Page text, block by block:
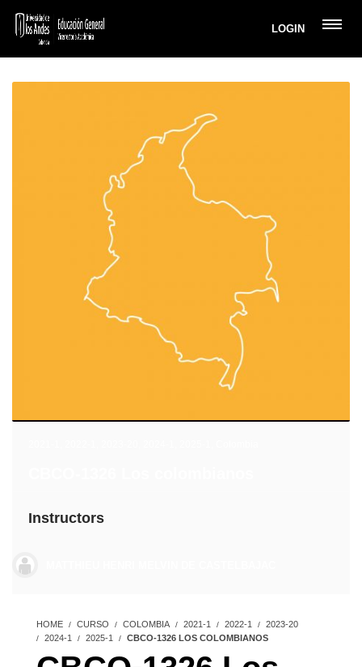
LOGIN
Instructors
HOME CURSO COLOMBIA 2021-1 2022-1
2023-20
2024-1
2025-1 CBCO-1326 LOS COLOMBIANOS